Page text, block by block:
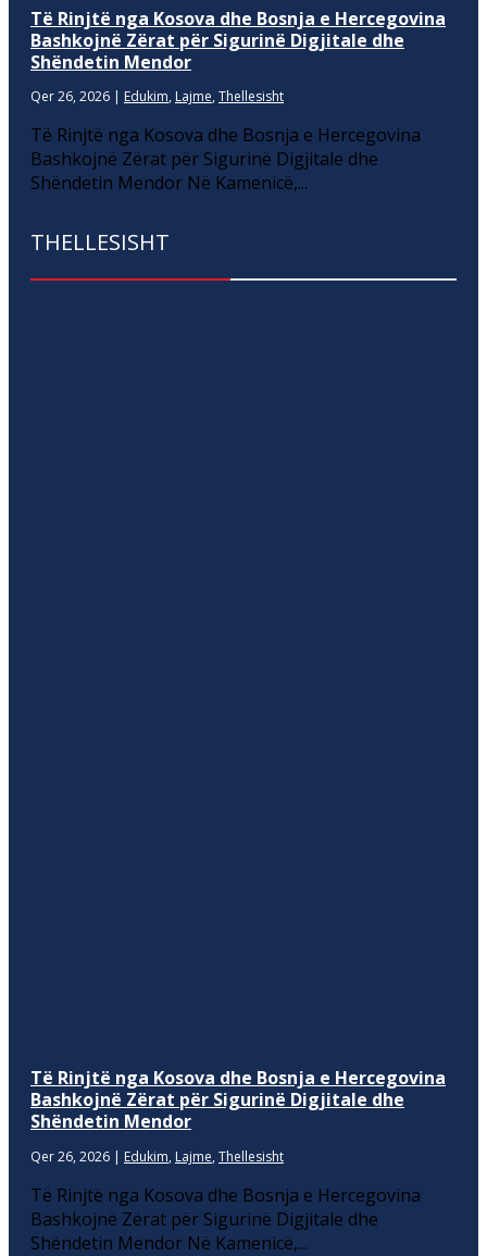
Të Rinjtë nga Kosova dhe Bosnja e Hercegovina
Bashkojnë Zërat për Sigurinë Digjitale dhe
Shëndetin Mendor
Qer 26, 2026 | Edukim, Lajme, Thellesisht
Të Rinjtë nga Kosova dhe Bosnja e Hercegovina
Bashkojnë Zërat për Sigurinë Digjitale dhe
Shëndetin Mendor Në Kamenicë,...
THELLESISHT
Të Rinjtë nga Kosova dhe Bosnja e Hercegovina
Bashkojnë Zërat për Sigurinë Digjitale dhe
Shëndetin Mendor
Qer 26, 2026 | Edukim, Lajme, Thellesisht
Të Rinjtë nga Kosova dhe Bosnja e Hercegovina
Bashkojnë Zërat për Sigurinë Digjitale dhe
Shëndetin Mendor Në Kamenicë,...